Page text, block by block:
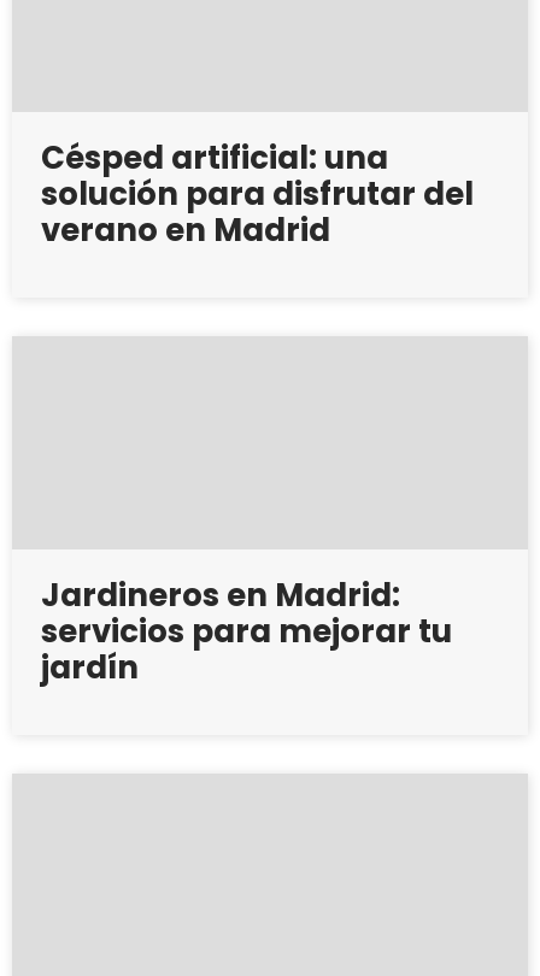
Césped artificial: una
solución para disfrutar del
verano en Madrid
Jardineros en Madrid:
servicios para mejorar tu
jardín